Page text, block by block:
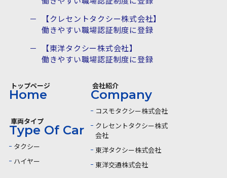
【クレセントタクシー株式会社】
働きやすい職場認証制度に登録
【東洋タクシー株式会社】
働きやすい職場認証制度に登録
トップページ
車両タイプ
タクシー
ハイヤー
会社紹介
コスモタクシー株式会社
クレセントタクシー株式
会社
東洋タクシー株式会社
東洋交通株式会社